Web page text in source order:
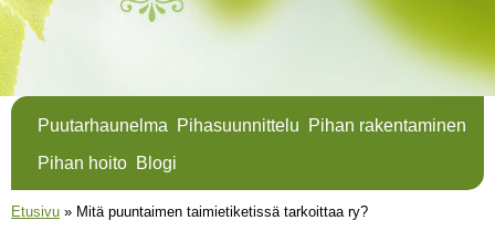
Puutarhaunelma Pihasuunnittelu
Pihan rakentaminen
Pihan hoito Blogi
Olet täällä
Etusivu » Mitä puuntaimen taimietiketissä tarkoittaa ry?